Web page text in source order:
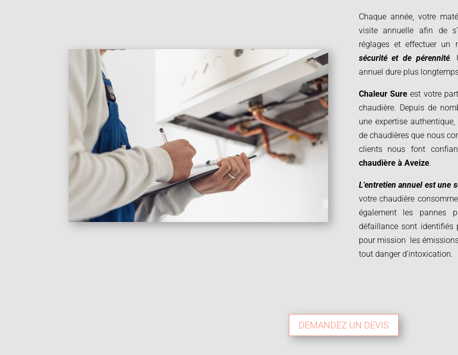
Chaque année, votre
visite annuelle afin de
réglages et effectuer
sécurité et de pérennité.
annuel dure plus
Chaleur Sureest votre
chaudière. Depuis de
une expertise
de chaudières que nous
clients nous font
chaudière à Aveize.
L’entretien annuel est une
votre chaudière
également les pannes
défaillance sont
pour mission les
tout danger d’intoxication.
DEMANDEZ UN DEVIS